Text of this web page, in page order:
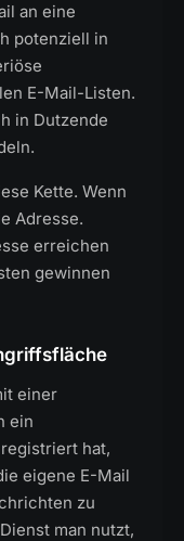
an eine
potenziell in
E-Mail-Listen.
in Dutzende
Kette. Wenn
Adresse.
erreichen
gewinnen
einer
ein
hat,
eigene E-Mail
zu
man nutzt,